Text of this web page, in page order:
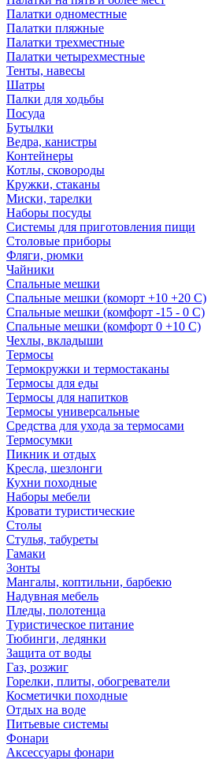
Палатки одноместные
Палатки пляжные
Палатки трехместные
Палатки четырехместные
Тенты, навесы
Шатры
Палки для ходьбы
Посуда
Бутылки
Ведра, канистры
Контейнеры
Котлы, сковороды
Кружки, стаканы
Миски, тарелки
Наборы посуды
Системы для приготовления пищи
Столовые приборы
Фляги, рюмки
Чайники
Спальные мешки
Спальные мешки (коморт +10 +20 С)
Спальные мешки (комфорт -15 - 0 С)
Спальные мешки (комфорт 0 +10 С)
Чехлы, вкладыши
Термосы
Термокружки и термостаканы
Термосы для еды
Термосы для напитков
Термосы универсальные
Средства для ухода за термосами
Термосумки
Пикник и отдых
Кресла, шезлонги
Кухни походные
Наборы мебели
Кровати туристические
Столы
Стулья, табуреты
Гамаки
Зонты
Мангалы, коптильни, барбекю
Надувная мебель
Пледы, полотенца
Туристическое питание
Тюбинги, ледянки
Защита от воды
Газ, розжиг
Горелки, плиты, обогреватели
Косметички походные
Отдых на воде
Питьевые системы
Фонари
Аксессуары фонари